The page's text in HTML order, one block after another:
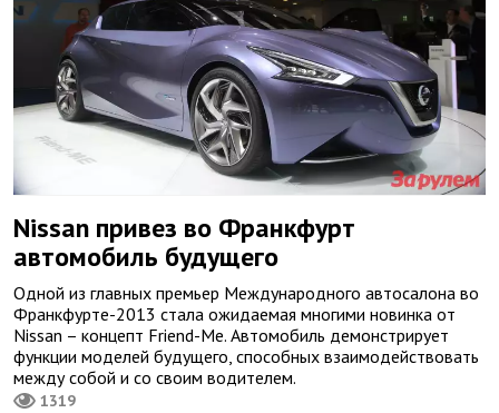
Nissan привез во Франкфурт
автомобиль будущего
Одной из главных премьер Международного автосалона во
Франкфурте-2013 стала ожидаемая многими новинка от
Nissan – концепт Friend-Me. Автомобиль демонстрирует
функции моделей будущего, способных взаимодействовать
между собой и со своим водителем.
1319